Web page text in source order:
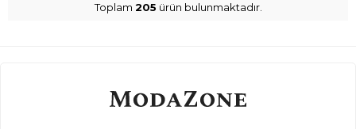
Toplam 205 ürün bulunmaktadır.